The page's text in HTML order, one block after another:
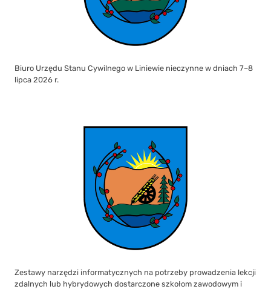
Biuro Urzędu Stanu Cywilnego w Liniewie nieczynne w dniach 7–8
lipca 2026 r.
Zestawy narzędzi informatycznych na potrzeby prowadzenia lekcji
zdalnych lub hybrydowych dostarczone szkołom zawodowym i